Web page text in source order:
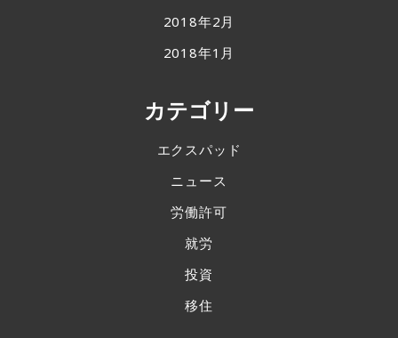
2018年2月
2018年1月
カテゴリー
エクスパッド
ニュース
労働許可
就労
投資
移住